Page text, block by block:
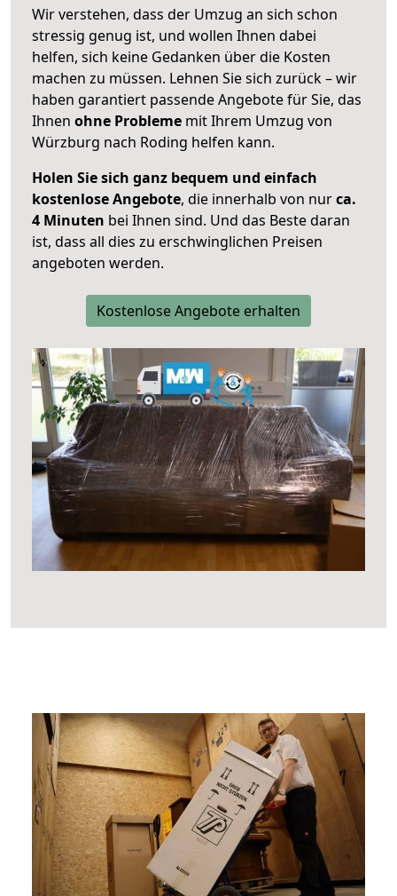
Wir verstehen, dass der Umzug an sich schon
stressig genug ist, und wollen Ihnen dabei
helfen, sich keine Gedanken über die Kosten
machen zu müssen. Lehnen Sie sich zurück – wir
haben garantiert passende Angebote für Sie, das
Ihnen ohne Probleme mit Ihrem Umzug von
Würzburg nach Roding helfen kann.
Holen Sie sich ganz bequem und einfach
kostenlose Angebote, die innerhalb von nurca.
4 Minuten bei Ihnen sind. Und das Beste daran
ist, dass all dies zu erschwinglichen Preisen
angeboten werden.
Kostenlose Angebote erhalten